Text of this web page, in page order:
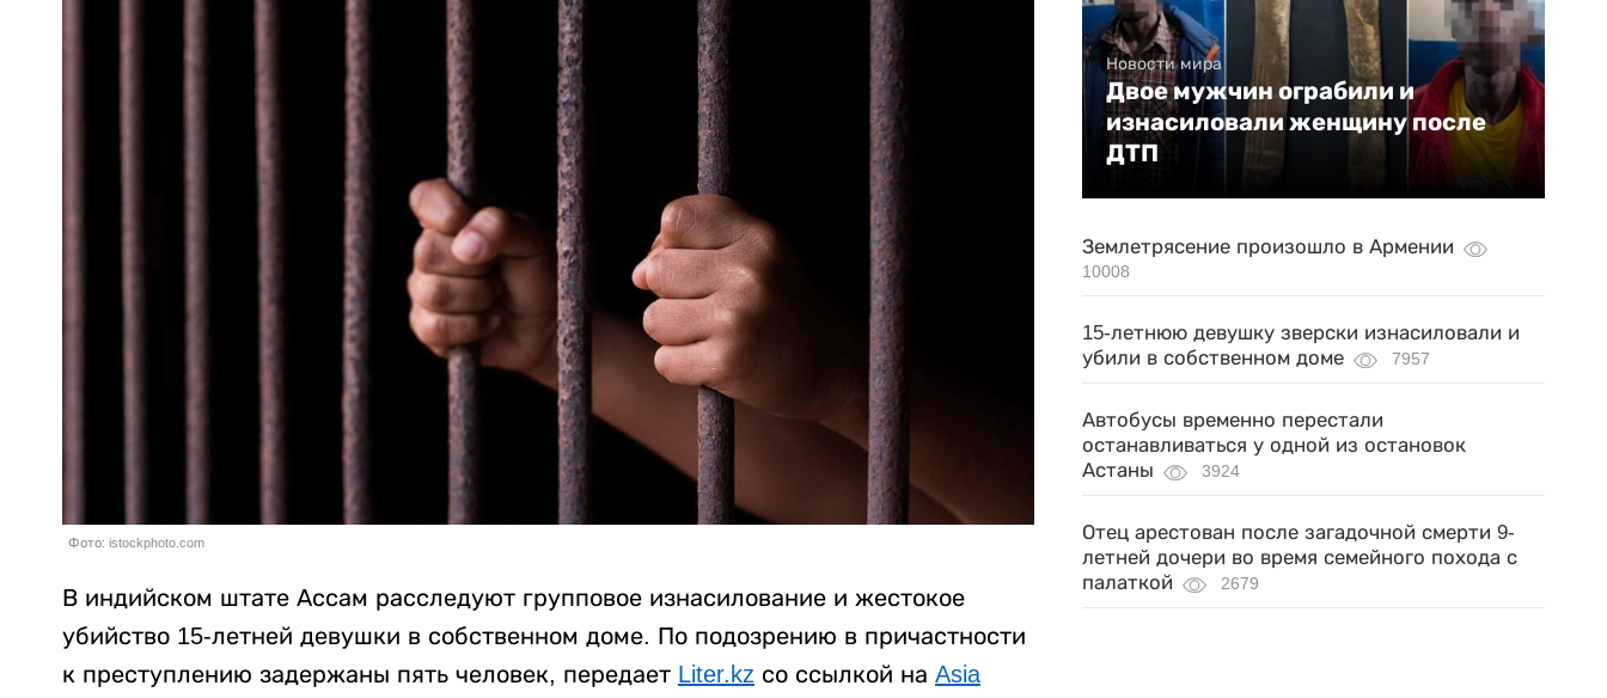
Фото: istockphoto.com
В индийском штате Ассам расследуют групповое изнасилование и жестокое
убийство 15-летней девушки в собственном доме. По подозрению в причастности
к преступлению задержаны пять человек, передает Liter.kz со ссылкой на Asia
Новости мира
Двое мужчин ограбили и
изнасиловали женщину после
ДТП
Землетрясение произошло в Армении
10008
15-летнюю девушку зверски изнасиловали и
убили в собственном доме
7957
Автобусы временно перестали
останавливаться у одной из остановок
Астаны
3924
Отец арестован после загадочной смерти 9-
летней дочери во время семейного похода с
палаткой
2679